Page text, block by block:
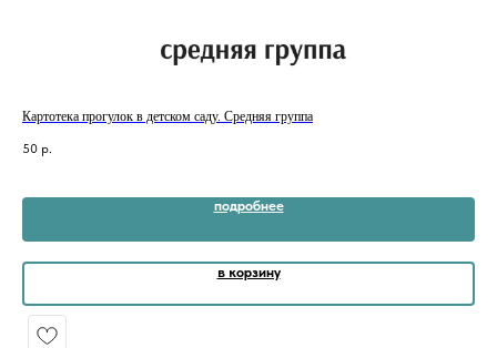
Картотека прогулок в детском саду. Средняя группа
50 р.
подробнее
в корзину